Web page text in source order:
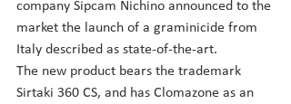
company Sipcam Nichino announced to the
market the launch of a graminicide from
Italy described as state-of-the-art.
The new product bears the trademark
Sirtaki 360 CS, and has Clomazone as an